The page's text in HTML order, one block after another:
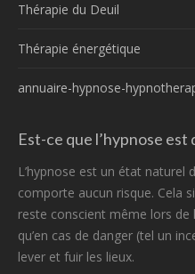
Thérapie du Deuil
Thérapie énergétique
annuaire-hypnose-
Est-ce que l’hypnose est
L’hypnose est un état naturel
comporte aucun risque. Cela
reste conscient même lors de
qu’en cas de danger (tel un
lever et fuir les lieux.